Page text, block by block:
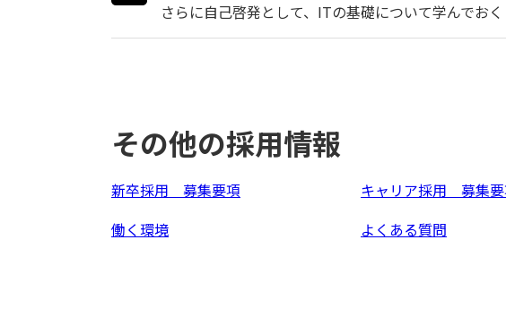
さらに自己啓発として、ITの基礎について学んでおく
その他の採用情報
新卒採用 募集要項 キャリア採用 募集
働く環境
よくある質問